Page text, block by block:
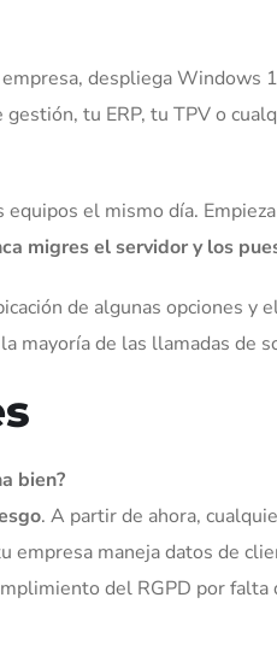
despliega Windows
tu ERP, tu TPV o
equipos el mismo día.
migres el servidor y los
de algunas opciones y
mayoría de las llamadas de
bien?
. A partir de ahora,
maneja datos de
del RGPD por falta